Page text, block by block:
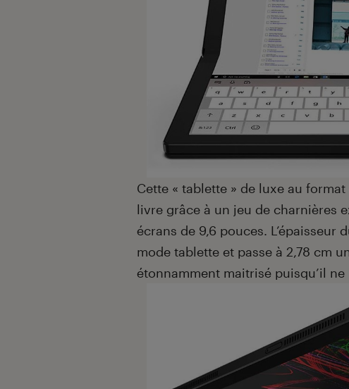
Cette « tablette » de luxe au
livre grâce à un jeu de charnières
écrans de 9,6 pouces. L’épaisseur
mode tablette et passe à 2,78 cm
étonnamment maitrisé puisqu’il ne